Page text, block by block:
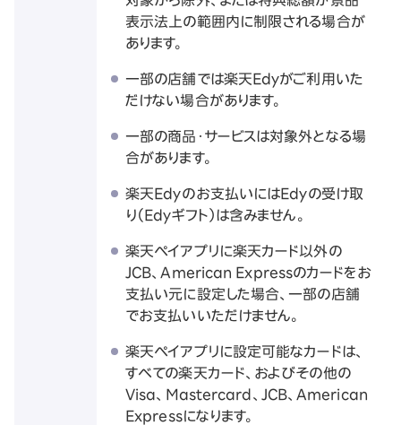
表示法上の範囲内に制限される場合が
あります。
一部の店舗では楽天Edyがご利用いた
だけない場合があります。
一部の商品・サービスは対象外となる場
合があります。
楽天Edyのお支払いにはEdyの受け取
り（Edyギフト）は含みません。
楽天ペイアプリに楽天カード以外の
JCB、American Expressのカードをお
支払い元に設定した場合、一部の店舗
でお支払いいただけません。
楽天ペイアプリに設定可能なカードは、
すべての楽天カード、およびその他の
Visa、Mastercard、JCB、American
Expressになります。